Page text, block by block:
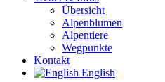
Übersicht
Alpenblumen
Alpentiere
Wegpunkte
Kontakt
English